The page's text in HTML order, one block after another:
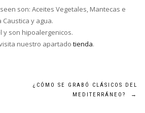
son: Aceites Vegetales, Mantecas e
y agua.
y son hipoalergenicos.
nuestro apartado tienda.
¿CÓMO SE GRABÓ CLÁSICOS DEL
MEDITERRÁNEO?
→